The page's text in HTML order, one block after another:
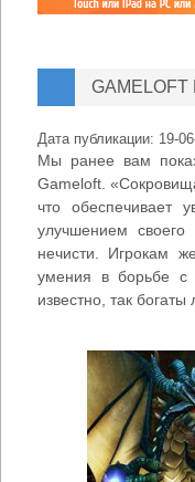
Дата публикации: 19-
Мы ранее вам
Gameloft.
что обеспечивает
улучшением
нечисти. Игрокам
умения в борьбе с
известно, так